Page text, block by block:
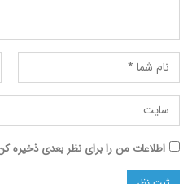
من را برای نظر بعدی ذخیره کن